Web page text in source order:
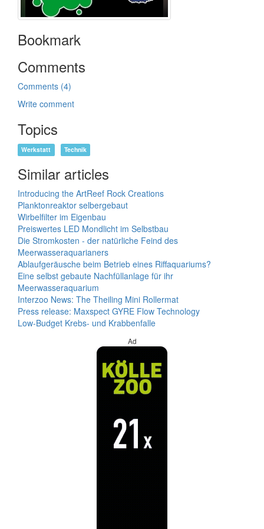
Bookmark
Comments
Comments (4)
Write comment
Topics
Werkstatt Technik
Similar articles
Introducing the ArtReef Rock Creations
Planktonreaktor selbergebaut
Wirbelfilter im Eigenbau
Preiswertes LED Mondlicht im Selbstbau
Die Stromkosten - der natürliche Feind des
Meerwasseraquarianers
Ablaufgeräusche beim Betrieb eines Riffaquariums?
Eine selbst gebaute Nachfüllanlage für ihr
Meerwasseraquarium
Interzoo News: The Theiling Mini Rollermat
Press release: Maxspect GYRE Flow Technology
Low-Budget Krebs- und Krabbenfalle
Ad